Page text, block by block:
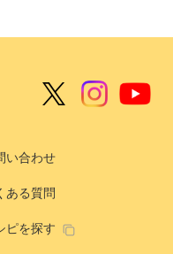
い合わせ
ある質問
ピを探す